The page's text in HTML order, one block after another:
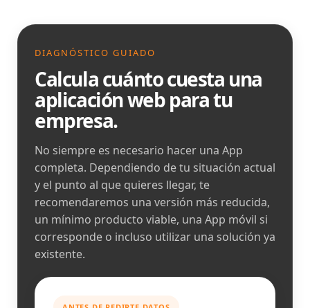
DIAGNÓSTICO GUIADO
Calcula cuánto cuesta una
aplicación web para tu
empresa.
No siempre es necesario hacer una App
completa. Dependiendo de tu situación actual
y el punto al que quieres llegar, te
recomendaremos una versión más reducida,
un mínimo producto viable, una App móvil si
corresponde o incluso utilizar una solución ya
existente.